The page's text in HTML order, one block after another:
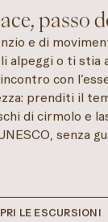
passo
e di
alpeggi o ti stia
con
prenditi il
di cirmolo e
senza
LE ESCURSIONI